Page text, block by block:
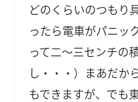
どのくらいのつもり
ったら電車がパニッ
って二～三センチの
し・・・）まあだか
もできますが、でも